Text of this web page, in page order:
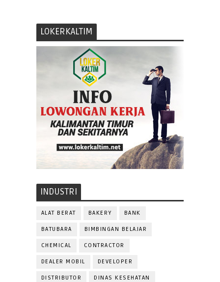
LOKERKALTIM
INDUSTRI
ALAT BERAT BAKERY BANK
BATUBARA BIMBINGAN BELAJAR
CHEMICAL CONTRACTOR
DEALER MOBIL DEVELOPER
DISTRIBUTOR DINAS KESEHATAN